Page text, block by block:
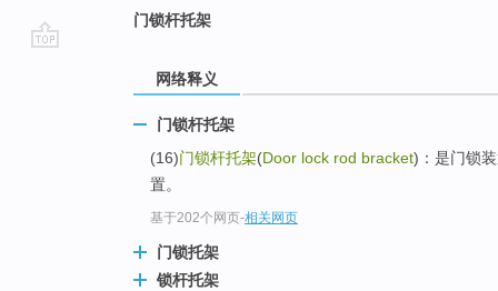
门锁杆托架
网络释义
门锁杆托架
(16)门锁杆托架(Door lock rod bracket)：是门锁
置。
基于202个网页-相关网页
门锁托架
锁杆托架